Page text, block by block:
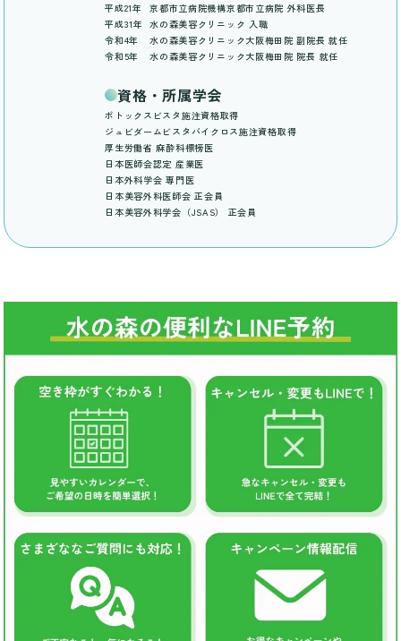
平成21年
京都市立病院機構京都市立病院 外科医長
平成31年
水の森美容クリニック 入職
令和4年
水の森美容クリニック大阪梅田院 副院長 就任
令和5年
水の森美容クリニック大阪梅田院 院長 就任
資格・所属学会
ボトックスビスタ施注資格取得
ジュビダームビスタバイクロス施注資格取得
厚生労働省 麻酔科標榜医
日本医師会認定 産業医
日本外科学会 専門医
日本美容外科医師会 正会員
日本美容外科学会（JSAS） 正会員